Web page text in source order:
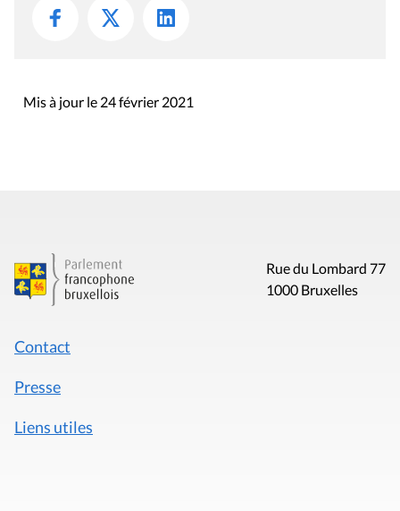
Mis à jour le 24 février 2021
Rue du Lombard 77
1000 Bruxelles
Contact
Presse
Liens utiles